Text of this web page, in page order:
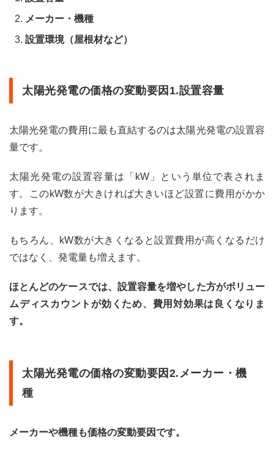
7
光発
グコ
太陽
光発
対効
果に
てよ
る質
よく
ある
質問
電は
元が
太陽
メーカー・機種
設置環境（屋根材など）
太陽光発電の価格の変動要因1.設置容量
太陽光発電の費用に最も直結するのは太陽光発電の設置容
量です。
太陽光発電の設置容量は「kW」という単位で表されま
す。このkW数が大きければ大きいほど設置に費用がかか
ります。
もちろん、kW数が大きくなると設置費用が高くなるだけ
ではなく、発電量も増えます。
ほとんどのケースでは、設置容量を増やした方がボリュー
ムディスカウントが効くため、費用対効果は良くなりま
す。
太陽光発電の価格の変動要因2.メーカー・機
種
メーカーや機種も価格の変動要因です。